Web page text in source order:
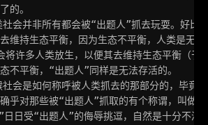
的。
会并非所有都会被“出题人”抓去玩耍。好比
维持生态平衡，因为生态不平衡，人类是无
将许多人类放生，以便其去维持生态平衡（于
不平衡，“出题人”同样是无法存活的。
会是如何称呼被人类抓去的那部分的，毕竟
乎对那些被“出题人”抓取的有个称谓，叫做“
日受“出题人”的侮辱挑逗，自然是十分不满